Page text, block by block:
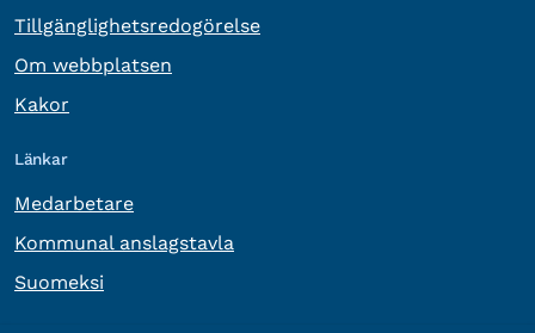
Tillgänglighetsredogörelse
Om webbplatsen
Kakor
Länkar
Medarbetare
Kommunal anslagstavla
Suomeksi